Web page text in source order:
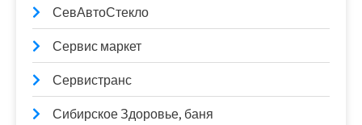
СевАвтоСтекло
Сервис маркет
Сервистранс
Сибирское Здоровье, баня